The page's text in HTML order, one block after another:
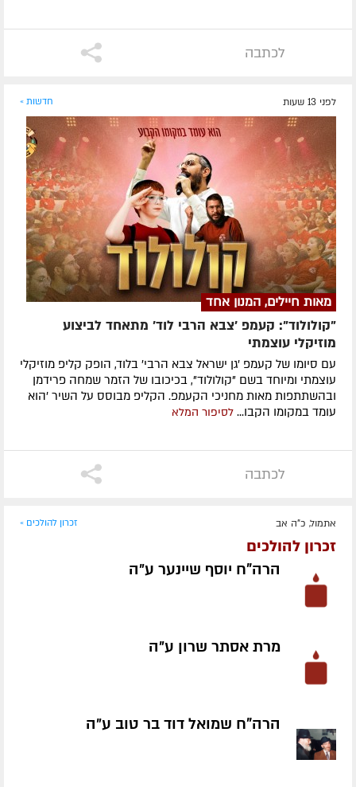
לכתבה
לפני 13 שעות חדשות »
מאות חיילים, המנון אחד
"קולולוד": קעמפ 'צבא הרבי לוד' מתאחד לביצוע
מוזיקלי עוצמתי
עם סיומו של קעמפ 'גן ישראל צבא הרבי' בלוד, הופק קליפ מוזיקלי
עוצמתי ומיוחד בשם "קולולוד", בכיכובו של הזמר שמחה פרידמן
ובהשתתפות מאות מחניכי הקעמפ. הקליפ מבוסס על השיר 'הוא
עומד במקומו הקבו... לסיפור המלא
לכתבה
אתמול, כ"ה אב זכרון להולכים »
זכרון להולכים
הרה"ח יוסף שיינער ע״ה
מרת אסתר שרון ע״ה
הרה"ח שמואל דוד בר טוב ע״ה